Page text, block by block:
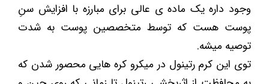
وجود داره یک ماده ی عالی برای مبارزه با افزایش سنِ
پوست هست که توسط متخصصین پوست به شدت
توصیه میشه.
توی این کرم رتینول در میکرو کره هایی محصور شدن که